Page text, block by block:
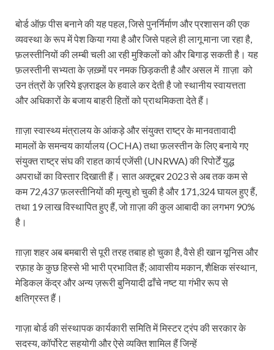
बोर्ड ऑफ़ पीस बनाने की यह पहल, जिसे पुनर्निर्माण और प्रशासन की एक
व्यवस्था के रूप में पेश किया गया है और जिसे पहले ही लागू माना जा रहा है,
फ़लस्तीनियों की लम्बी चली आ रही मुश्किलों को और बिगाड़ सकती है। यह
फ़लस्तीनी सभ्यता के ज़ख़्मों पर नमक छिड़कती है और असल में ग़ाज़ा को
उन तंत्रों के ज़रिये इज़राइल के हवाले कर देती है जो स्थानीय स्वायत्तता
और अधिकारों के बजाय बाहरी हितों को प्राथमिकता देते हैं।
ग़ाज़ा स्वास्थ्य मंत्रालय के आंकड़े और संयुक्त राष्ट्र के मानवतावादी
मामलों के समन्वय कार्यालय (OCHA) तथा फ़लस्तीन के लिए बनाये गए
संयुक्त राष्ट्र संघ की राहत कार्य एजेंसी (UNRWA) की रिपोर्टें युद्ध
अपराधों का विस्तार दिखाती हैं। सात अक्टूबर 2023 से अब तक कम से
कम 72,437 फ़लस्तीनियों की मृत्यु हो चुकी है और 171,324 घायल हुए हैं,
तथा 19 लाख विस्थापित हुए हैं, जो ग़ाज़ा की कुल आबादी का लगभग 90%
है।
ग़ाज़ा शहर अब बमबारी से पूरी तरह तबाह हो चुका है, वैसे ही खान यूनिस और
रफ़ाह के कुछ हिस्से भी भारी प्रभावित हैं; आवासीय मकान, शैक्षिक संस्थान,
मेडिकल केंद्र और अन्य ज़रूरी बुनियादी ढाँचे नष्ट या गंभीर रूप से
क्षतिग्रस्त हैं।
गाज़ा बोर्ड की संस्थापक कार्यकारी समिति में मिस्टर ट्रंप की सरकार के
सदस्य, कॉर्पोरेट सहयोगी और ऐसे व्यक्ति शामिल हैं जिन्हें